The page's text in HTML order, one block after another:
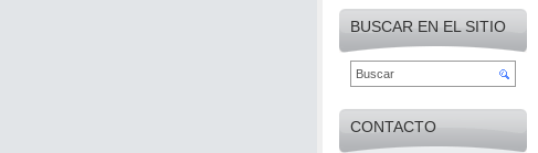
BUSCAR EN EL SITIO
CONTACTO